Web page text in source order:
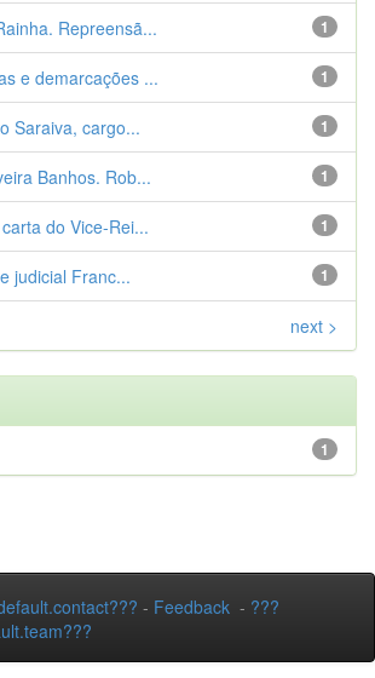
1
Repreensã...
1
e demarcações ...
1
Saraiva, cargo...
1
Banhos. Rob...
1
do Vice-Rei...
1
judicial Franc...
next >
1
- Feedback - ???